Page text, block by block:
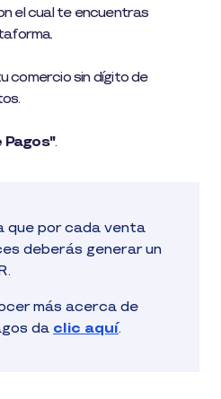
el cual te encuentras
comercio sin dígito de
Pagos".
que por cada venta
deberás generar un
más acerca de
da clic aquí.